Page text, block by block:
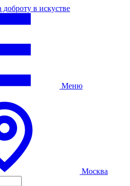
в искустве
Меню
Москва